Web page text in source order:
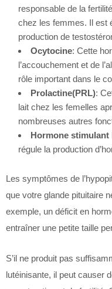
responsable de la
chez les femmes. Il est
production de
Ocytocine: Cette
l’accouchement et de
rôle important dans le
Prolactine(PRL):
lait chez les femelles
nombreuses autres
Hormone stimulant
régule la production
Les symptômes de
que votre glande pituitaire
exemple, un déficit en
entraîner une petite taille
S’il ne produit pas
lutéinisante, il peut causer